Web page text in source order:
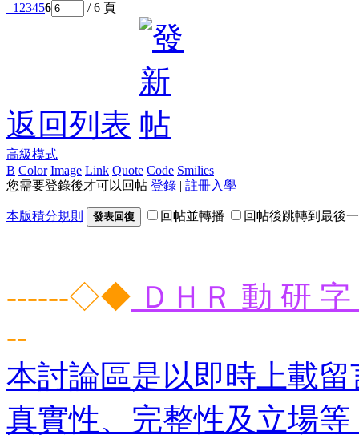
1 23456 / 6 頁
返回列表
高級模式
B Color Image Link Quote Code Smilies
您需要登錄後才可以回帖 登錄 | 註冊入學
本版積分規則 發表回復 回帖並轉播 回帖後跳轉到最後
------◇◆ ＤＨＲ 動 研
--
本討論區是以即時上載
真實性、完整性及立場